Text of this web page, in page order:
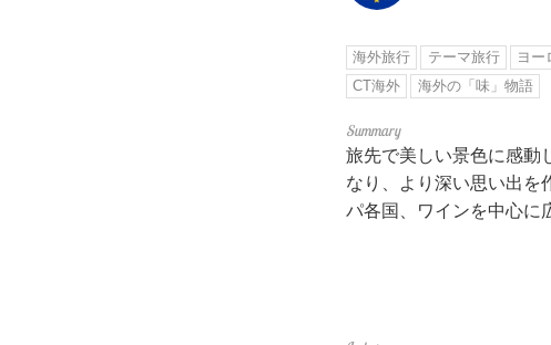
海外旅行 テーマ旅行 ヨー
CT海外
海外の「味」物語
旅先で美しい景色に感動
なり、より深い思い出を
パ各国、ワインを中心に